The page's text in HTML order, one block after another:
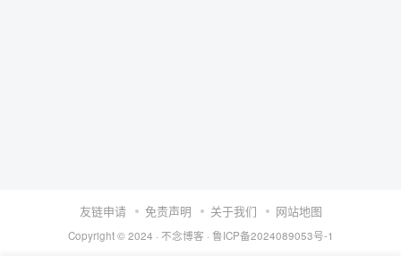
友链申请 免责声明 关于我们 网站地图
Copyright © 2024 · 不念博客 · 鲁ICP备2024089053号-1